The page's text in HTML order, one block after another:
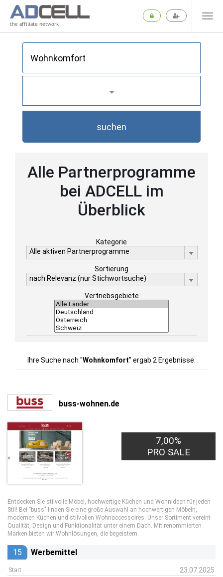
the affiliate network
suchen
Alle Partnerprogramme
bei ADCELL im
Überblick
Kategorie
Alle aktiven Partnerprogramme
Sortierung
nach Relevanz (nur Stichwortsuche)
Vertriebsgebiete
Ihre Suche nach "Wohnkomfort" ergab 2 Ergebnisse.
buss-wohnen.de
7,00%
PRO SALE
Entdecken Sie stilvolle Möbel, hochwertige Küchen und Wohnideen für jeden
Stil! Bei "buss" finden Sie eine große Auswahl an hochwertigen Möbeln,
modernen Küchen und stilvollen Wohnaccessoires. Unser Sortiment vereint
Qualität, Design und Funktionalität unter einem Dach. Mit renommierten
Marken bieten wir Wohnlösungen, die begeistern.
15 Werbemittel
Start 23.07.2025